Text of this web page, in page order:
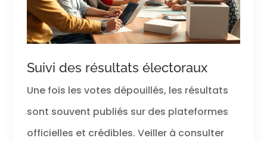
Suivi des résultats électoraux
Une fois les votes dépouillés, les résultats
sont souvent publiés sur des plateformes
officielles et crédibles. Veiller à consulter